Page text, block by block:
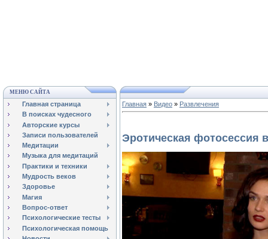
МЕНЮ САЙТА
Главная страница
В поисках чудесного
Авторские курсы
Записи пользователей
Медитации
Музыка для медитаций
Практики и техники
Мудрость веков
Здоровье
Магия
Вопрос-ответ
Психологические тесты
Психологическая помощь
Главная » Видео » Развлечения
Эротическая фотосессия